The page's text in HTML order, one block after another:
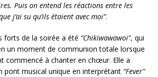
Puis on entend les réactions entre les
j’ai su qu’ils étaient avec moi”.
forts de la soirée a été “Chikiwawawoi”, qui
un moment de communion totale lorsque
commencé à chanter en chœur. Elle a
pont musical unique en interprétant “Fever”